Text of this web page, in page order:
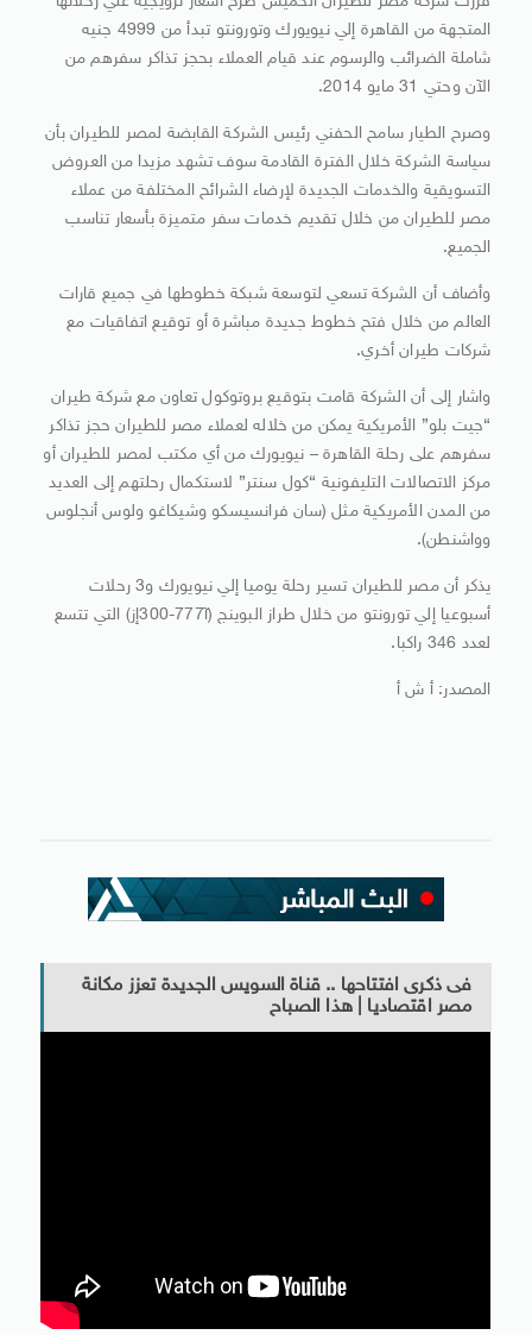
المتجهة من القاهرة إلي نيويورك وتورونتو تبدأ من 4999 جنيه
شاملة الضرائب والرسوم عند قيام العملاء بحجز تذاكر سفرهم من
الآن وحتي 31 مايو 2014.
وصرح الطيار سامح الحفني رئيس الشركة القابضة لمصر للطيران بأن
سياسة الشركة خلال الفترة القادمة سوف تشهد مزيدا من العروض
التسويقية والخدمات الجديدة لإرضاء الشرائح المختلفة من عملاء
مصر للطيران من خلال تقديم خدمات سفر متميزة بأسعار تناسب
الجميع.
وأضاف أن الشركة تسعي لتوسعة شبكة خطوطها في جميع قارات
العالم من خلال فتح خطوط جديدة مباشرة أو توقيع اتفاقيات مع
شركات طيران أخري.
واشار إلى أن الشركة قامت بتوقيع بروتوكول تعاون مع شركة طيران
“جيت بلو” الأمريكية يمكن من خلاله لعملاء مصر للطيران حجز تذاكر
سفرهم على رحلة القاهرة – نيويورك من أي مكتب لمصر للطيران أو
مركز الاتصالات التليفونية “كول سنتر” لاستكمال رحلتهم إلى العديد
من المدن الأمريكية مثل (سان فرانسيسكو وشيكاغو ولوس أنجلوس
وواشنطن).
يذكر أن مصر للطيران تسير رحلة يوميا إلي نيويورك و3 رحلات
أسبوعيا إلي تورونتو من خلال طراز البوينج (آ777-300إز) التي تتسع
لعدد 346 راكبا.
المصدر: أ ش أ
فى ذكرى افتتاحها .. قناة السويس الجديدة تعزز مكانة
مصر اقتصاديا | هذا الصباح